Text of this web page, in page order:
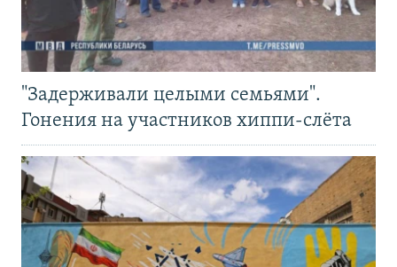
"Задерживали целыми семьями".
Гонения на участников хиппи-слёта